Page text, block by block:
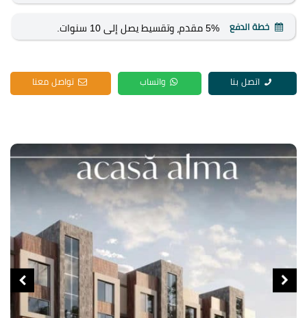
خطة الدفع 5% مقدم، وتقسيط يصل إلى 10 سنوات.
اتصل بنا واتساب تواصل معنا